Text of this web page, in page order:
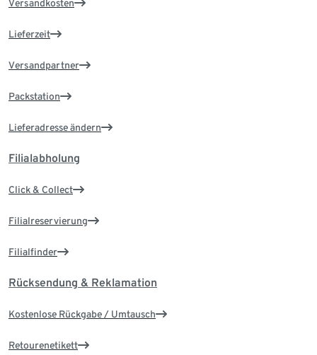
Versandkosten
Lieferzeit
Versandpartner
Packstation
Lieferadresse ändern
Filialabholung
Click & Collect
Filialreservierung
Filialfinder
Rücksendung & Reklamation
Kostenlose Rückgabe / Umtausch
Retourenetikett